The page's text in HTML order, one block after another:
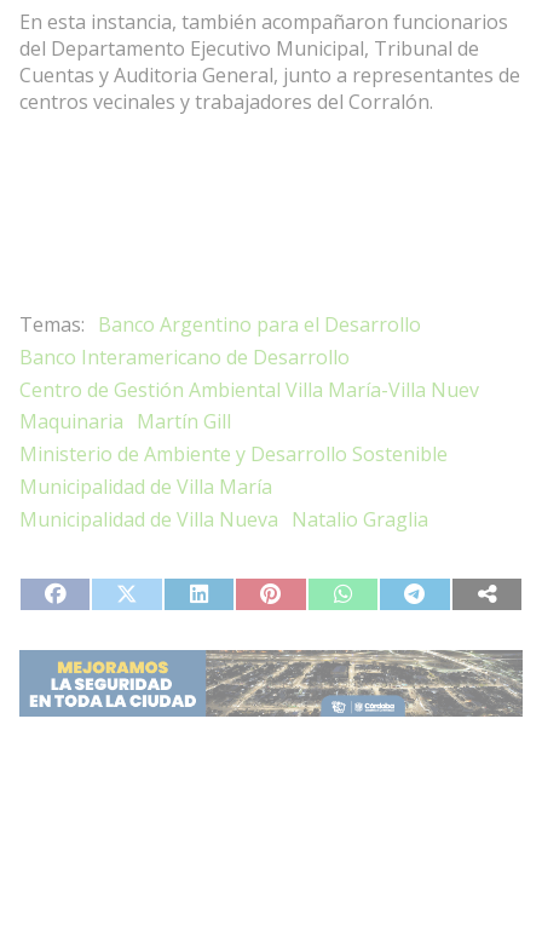
En esta instancia, también acompañaron funcionarios
del Departamento Ejecutivo Municipal, Tribunal de
Cuentas y Auditoria General, junto a representantes de
centros vecinales y trabajadores del Corralón.
Banco Argentino para el Desarrollo
Banco Interamericano de Desarrollo
Centro de Gestión Ambiental Villa María-Villa Nuev
Maquinaria Martín Gill
Ministerio de Ambiente y Desarrollo Sostenible
Municipalidad de Villa María
Municipalidad de Villa Nueva Natalio Graglia